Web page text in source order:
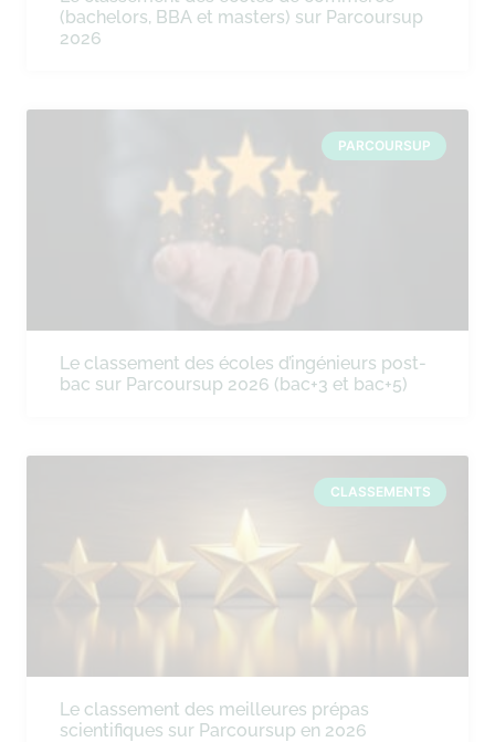
(bachelors, BBA et masters) sur Parcoursup
2026
PARCOURSUP
Le classement des écoles d’ingénieurs post-
bac sur Parcoursup 2026 (bac+3 et bac+5)
CLASSEMENTS
Le classement des meilleures prépas
scientifiques sur Parcoursup en 2026